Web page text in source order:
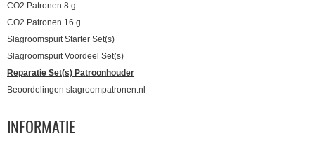
CO2 Patronen 8 g
CO2 Patronen 16 g
Slagroomspuit Starter Set(s)
Slagroomspuit Voordeel Set(s)
Reparatie Set(s) Patroonhouder
Beoordelingen slagroompatronen.nl
INFORMATIE